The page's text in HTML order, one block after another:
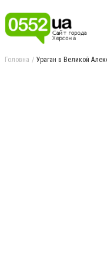
Головна Ураган в Великой